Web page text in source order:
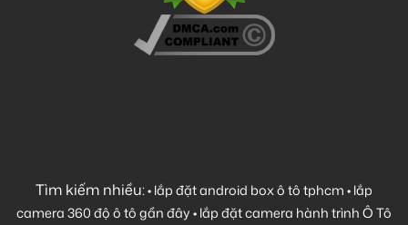
Tìm kiếm nhiều:•lắp đặt android box ô tô tphcm•lắp
camera 360 độ ô tô gần đây•lắp đặt camera hành trình Ô Tô